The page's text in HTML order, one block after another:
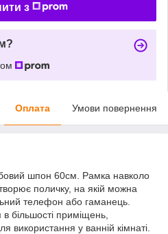
з
Оплата Умови повернення
шпон 60см. Рамка навколо
поличку, на якій можна
телефон або гаманець.
більшості приміщень,
використання у ванній кімнаті.